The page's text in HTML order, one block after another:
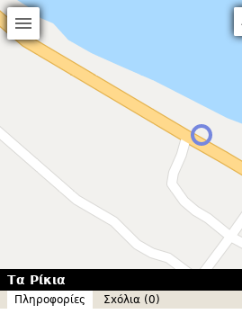
Τα Ρίκια
Πληροφορίες
Σxόλια (0)